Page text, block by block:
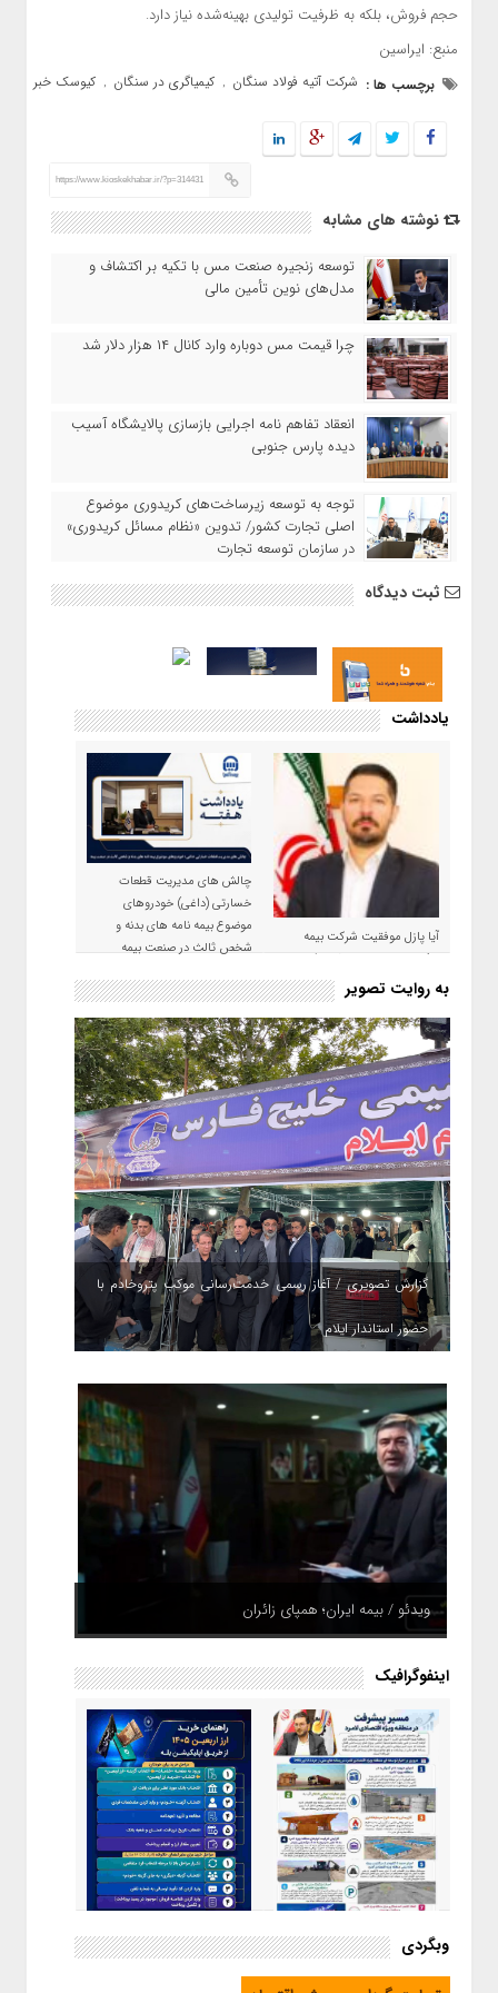
حجم فروش، بلکه به ظرفیت تولیدی بهینه‌شده نیاز دارد.
منبع: ایراسین
برچسب ها : شرکت آتیه فولاد سنگان , کیمیاگری در سنگان , کیوسک خبر
https://www.kioskekhabar.ir/?p=314431
نوشته های مشابه
توسعه زنجیره صنعت مس با تکیه بر اکتشاف و
مدل‌های نوین تأمین مالی
چرا قیمت مس دوباره وارد کانال ۱۴ هزار دلار شد
انعقاد تفاهم نامه اجرایی بازسازی پالایشگاه آسیب
دیده پارس جنوبی
توجه به توسعه زیرساخت‌های کریدوری موضوع
اصلی تجارت کشور/ تدوین «نظام مسائل کریدوری»
در سازمان توسعه تجارت
ثبت دیدگاه
یادداشت
آیا پازل موفقیت شرکت بیمه
حکمت صبا در سال ۱۴۰۵ کامل می
شود؟!
چالش های مدیریت قطعات
خسارتی (داغی) خودروهای
موضوع بیمه نامه های بدنه و
شخص ثالث در صنعت بیمه
به روایت تصویر
گزارش تصویری / آغاز رسمی خدمت‌رسانی موکب پتروخادم با
حضور استاندار ایلام
ویدئو / بیمه ایران؛ همپای زائران
اینفوگرافیک
اینفوگرافیک / مسیر پیشرفت در
اینفوگرافیک / راهنمای خرید ارز
اربعین از طریق اپلیکیشن بله
وبگردی